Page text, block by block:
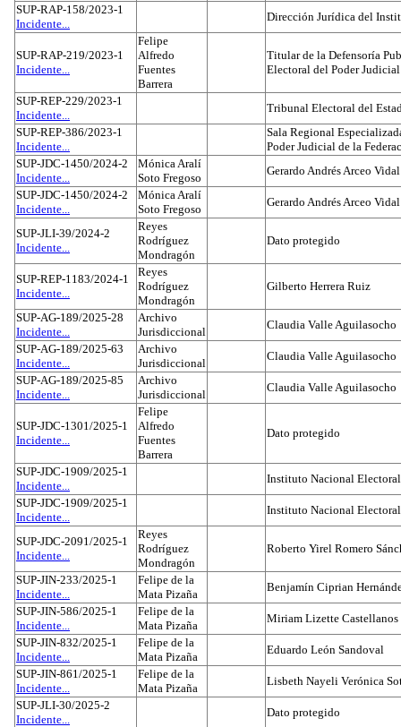
SUP-RAP-158/2023-1
Incidente...
Dirección Jurídica del
SUP-RAP-219/2023-1
Incidente...
Felipe
Alfredo
Fuentes
Barrera
Titular de la Defensoría
Electoral del Poder
SUP-REP-229/2023-1
Incidente...
Tribunal Electoral del
SUP-REP-386/2023-1
Incidente...
Sala Regional
Poder Judicial de la
SUP-JDC-1450/2024-2
Incidente...
Mónica Aralí
Soto Fregoso
Gerardo Andrés Arceo Vidal
SUP-JDC-1450/2024-2
Incidente...
Mónica Aralí
Soto Fregoso
Gerardo Andrés Arceo Vidal
SUP-JLI-39/2024-2
Incidente...
Reyes
Rodríguez
Mondragón
Dato protegido
SUP-REP-1183/2024-1
Incidente...
Reyes
Rodríguez
Mondragón
Gilberto Herrera Ruiz
SUP-AG-189/2025-28
Incidente...
Archivo
Jurisdiccional
Claudia Valle Aguilasocho
SUP-AG-189/2025-63
Incidente...
Archivo
Jurisdiccional
Claudia Valle Aguilasocho
SUP-AG-189/2025-85
Incidente...
Archivo
Jurisdiccional
Claudia Valle Aguilasocho
SUP-JDC-1301/2025-1
Incidente...
Felipe
Alfredo
Fuentes
Barrera
Dato protegido
SUP-JDC-1909/2025-1
Incidente...
Instituto Nacional Electoral
SUP-JDC-1909/2025-1
Incidente...
Instituto Nacional Electoral
SUP-JDC-2091/2025-1
Incidente...
Reyes
Rodríguez
Mondragón
Roberto Yirel Romero
SUP-JIN-233/2025-1
Incidente...
Felipe de la
Mata Pizaña
Benjamín Ciprian
SUP-JIN-586/2025-1
Incidente...
Felipe de la
Mata Pizaña
Miriam Lizette Castellanos
SUP-JIN-832/2025-1
Incidente...
Felipe de la
Mata Pizaña
Eduardo León Sandoval
SUP-JIN-861/2025-1
Incidente...
Felipe de la
Mata Pizaña
Lisbeth Nayeli Verónica
SUP-JLI-30/2025-2
Incidente...
Dato protegido